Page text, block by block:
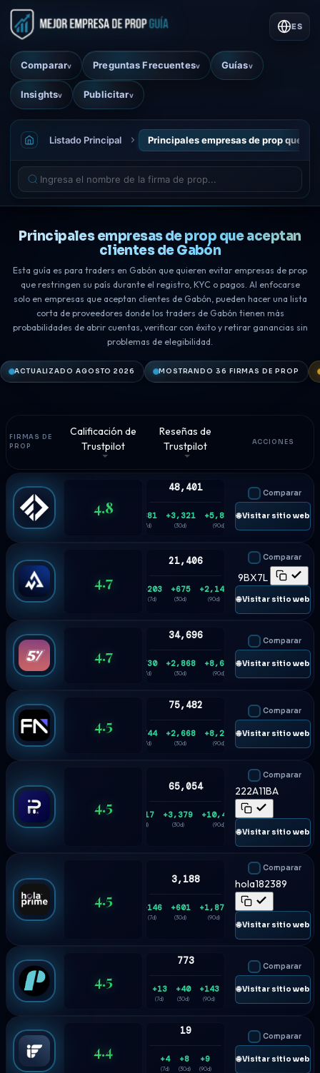
Compararv Preguntas Frecuentesv Guíasv
Insightsv Publicitarv
ES
Listado Principal Principales empresas de prop que
Principales empresas de prop que aceptan
clientes de Gabón
Esta guía es para traders en Gabón que quieren evitar empresas de prop
que restringen su país durante el registro, KYC o pagos. Al enfocarse
solo en empresas que aceptan clientes de Gabón, pueden hacer una lista
corta de proveedores donde los traders de Gabón tienen más
probabilidades de abrir cuentas, verificar con éxito y retirar ganancias sin
problemas de elegibilidad.
ACTUALIZADO AGOSTO 2026 MOSTRANDO 36 FIRMAS DE PROP
FIRMAS DE
PROP
Calificación de
Trustpilot
Reseñas de
Trustpilot
ACCIONES
4.8
48,401
+881
(7d)
+3,321
(30d)
+5,836
(90d)
Comparar
🌐 Visitar sitio web
4.7
21,406
+203
(7d)
+675
(30d)
+2,145
(90d)
Comparar
9BX7L
🌐 Visitar sitio web
4.7
34,696
+730
(7d)
+2,868
(30d)
+8,626
(90d)
Comparar
🌐 Visitar sitio web
4.5
75,482
+744
(7d)
+2,668
(30d)
+8,242
(90d)
Comparar
🌐 Visitar sitio web
4.5
65,054
+817
(7d)
+3,379
(30d)
+10,475
(90d)
Comparar
222A11BA
🌐 Visitar sitio web
4.5
3,188
+146
(7d)
+601
(30d)
+1,875
(90d)
Comparar
hola182389
🌐 Visitar sitio web
4.5
773
+13
(7d)
+40
(30d)
+143
(90d)
Comparar
🌐 Visitar sitio web
4.4
19
+4
(7d)
+8
(30d)
+9
(90d)
Comparar
🌐 Visitar sitio web